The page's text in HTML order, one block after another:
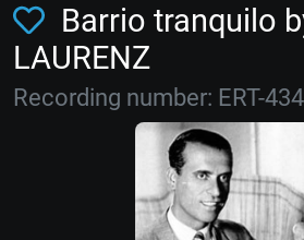
Barrio tranquilo
LAURENZ
Recording number: ERT-